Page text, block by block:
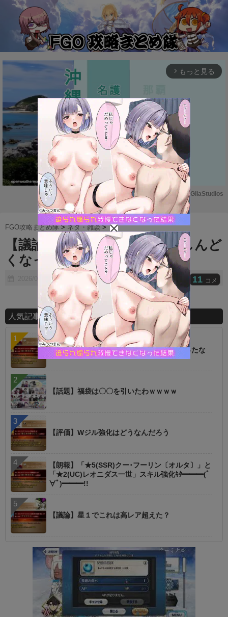
arrow_forward_ios もっと見る
M
u
t
Powered by GliaStudios
FGO攻略まとめ隊 >ネタ・雑談 >
【議論】リンゴ農家するのもしんど
くなってきた
2026/01/23 11 コメ
人気記事ランキング
【朗報】オルタニキは欲しいもの全部もらったな
【話題】福袋は〇〇を引いたわｗｗｗｗ
【評価】Wジル強化はどうなんだろう
【朗報】「★5(SSR)クー･フーリン〔オルタ〕」と
「★2(UC)レオニダス一世」スキル強化ｷﾀ━━━(ﾟ
∀ﾟ)━━━!!
【議論】星１でこれは高レア超えた？